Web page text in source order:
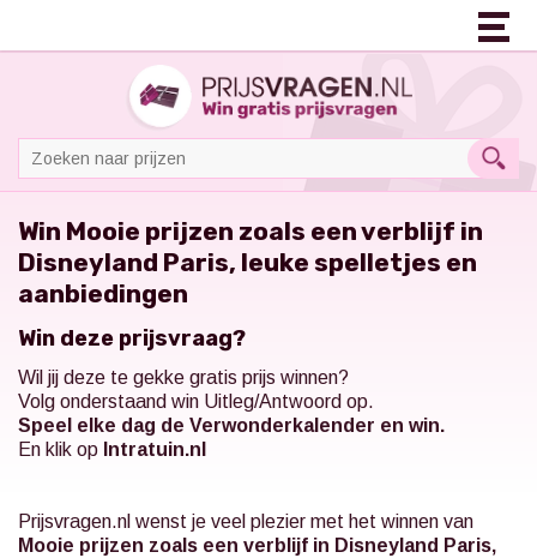
Win Mooie prijzen zoals een verblijf in
Disneyland Paris, leuke spelletjes en
aanbiedingen
Win deze prijsvraag?
Wil jij deze te gekke gratis prijs winnen?
Volg onderstaand win Uitleg/Antwoord op.
Speel elke dag de Verwonderkalender en win.
En klik op Intratuin.nl
Prijsvragen.nl wenst je veel plezier met het winnen van
Mooie prijzen zoals een verblijf in Disneyland Paris,